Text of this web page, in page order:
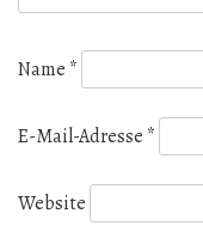
Name *
E-Mail-Adresse *
Website